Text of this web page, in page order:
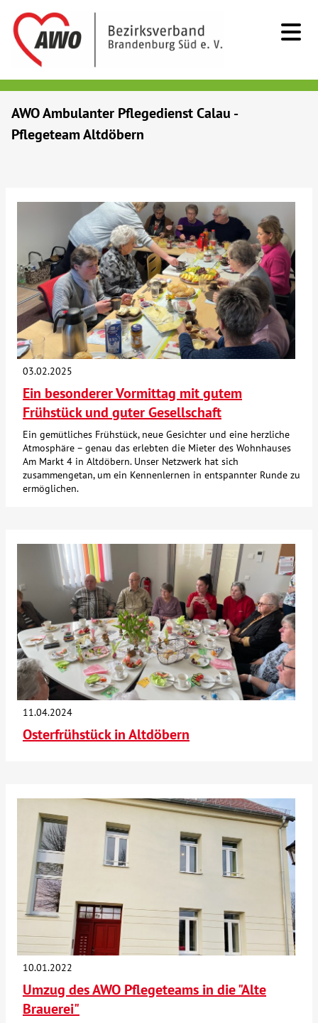
Senioren
Beratung & Hilfe
Begegnung
Bildung
Über uns
Mitmachen
Ausbildung
Glossar
Suche
Kontakt
AWO BB Süd
AWO Ambulanter Pflegedienst Calau -
Pflegeteam Altdöbern
03.02.2025
Ein besonderer Vormittag mit gutem
Frühstück und guter Gesellschaft
Ein gemütliches Frühstück, neue Gesichter und eine herzliche
Atmosphäre – genau das erlebten die Mieter des Wohnhauses
Am Markt 4 in Altdöbern. Unser Netzwerk hat sich
zusammengetan, um ein Kennenlernen in entspannter Runde zu
ermöglichen.
11.04.2024
Osterfrühstück in Altdöbern
10.01.2022
Umzug des AWO Pflegeteams in die "Alte
Brauerei"